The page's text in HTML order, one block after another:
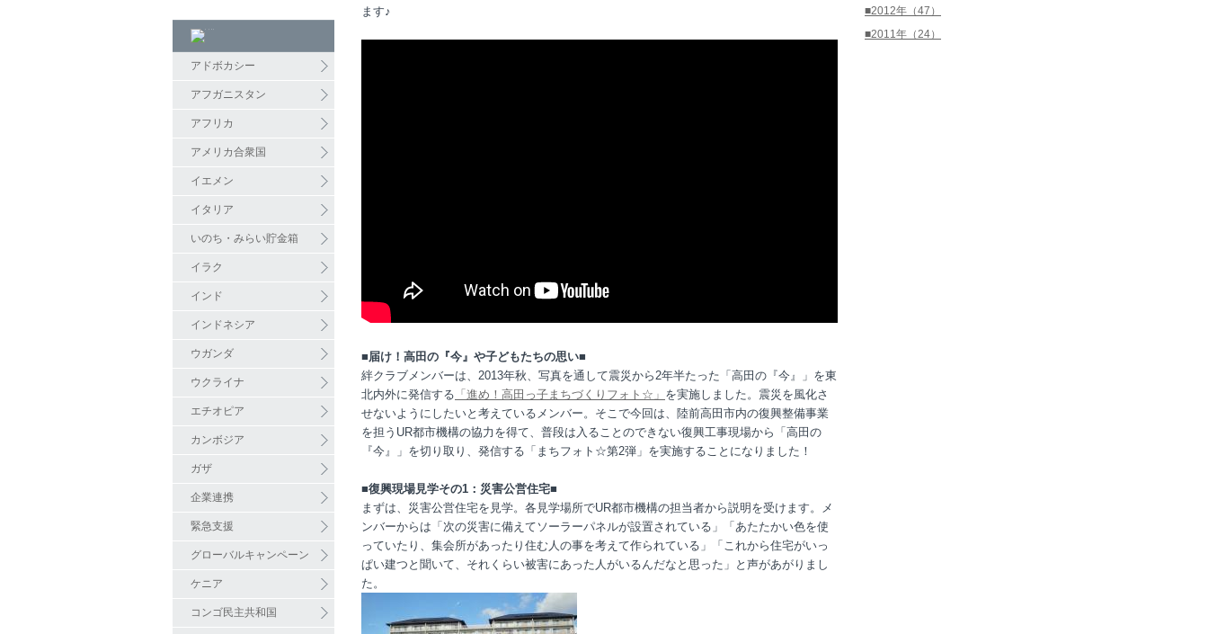
アドボカシー
アフガニスタン
アフリカ
アメリカ合衆国
イエメン
イタリア
いのち・みらい貯金箱
イラク
インド
インドネシア
ウガンダ
ウクライナ
エチオピア
カンボジア
ガザ
企業連携
緊急支援
グローバルキャンペーン
ケニア
コンゴ民主共和国
ます♪
■届け！高田の『今』や子どもたちの思い■
絆クラブメンバーは、 2013年秋、写真を通して震災から2年半たった「高田の『今』」を東
北内外に発信する 「進め！高田っ子まちづくりフォト☆」 を実施しました。震災を風化さ
せないようにしたいと考えているメンバー。そこで今回は、陸前高田市内の復興整備事業
を担う UR都市機構の協力を得て、普段は入ることのできない復興工事現場から「高田の
『今』」を切り取り、発信する「まちフォト☆第2弾」を実施することになりました！
■復興現場見学その1 ：災害公営住宅■
まずは、災害公営住宅を見学。各見学場所でUR都市機構の担当者から説明を受けます。メ
ンバーからは「次の災害に備えてソーラーパネルが設置されている」「あたたかい色を使
っていたり、集会所があったり住む人の事を考えて作られている」「これから住宅がいっ
ぱい建つと聞いて、それくらい被害にあった人がいるんだなと思った」と声があがりまし
た。
■2012年（47）
■2011年（24）